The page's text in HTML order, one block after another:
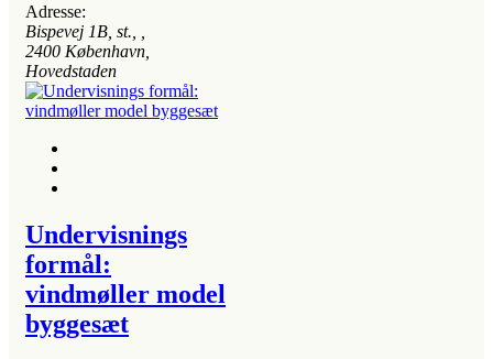
Adresse:
Bispevej 1B, st.
2400 København,
Hovedstaden
Undervisnings
formål:
vindmøller model
byggesæt